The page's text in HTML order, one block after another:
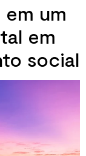
um
em
social